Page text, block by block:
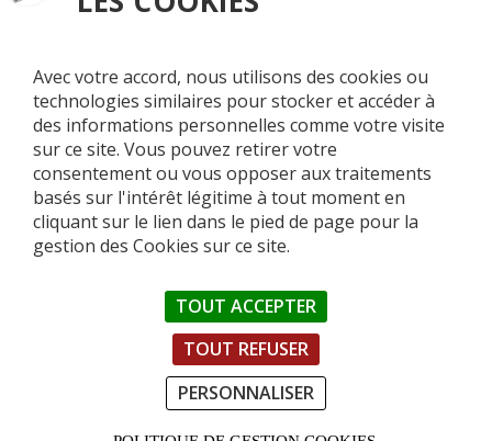
Lisses
potes les babas de La Roche sur Yon…
1 juin 2007, L’entente Consuls/Mildioux remporte son
match contre les vieilles semelles !
11 mai 2007, les Mildioux bouclent leur saison en
beauté avec les Consuls de Lisses.
27 avril 2007 : face aux Pines Roses de Fontenay, les
23 mars 2007 : 1ère victoire du 15 du Parlement en
terres Mildiouses
15 décembre 2006 : les arbitres coupent le sifflet aux
Avec votre accord, nous utilisons des cookies ou
technologies similaires pour stocker et accéder à
des informations personnelles comme votre visite
sur ce site. Vous pouvez retirer votre
consentement ou vous opposer aux traitements
basés sur l'intérêt légitime à tout moment en
cliquant sur le lien dans le pied de page pour la
gestion des Cookies sur ce site.
TOUT ACCEPTER
TOUT REFUSER
PERSONNALISER